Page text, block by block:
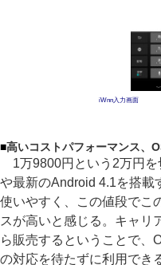
iWnn入力画面
■高いコストパフォーマンス、
1万9800円という2万円を
や最新のAndroid 4.1を搭載
使いやすく、この値段でこ
スが高いと感じる。キャリ
ら販売するということで、
の対応を待たずに利用でき